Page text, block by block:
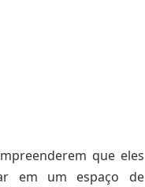
que eles
em um espaço de